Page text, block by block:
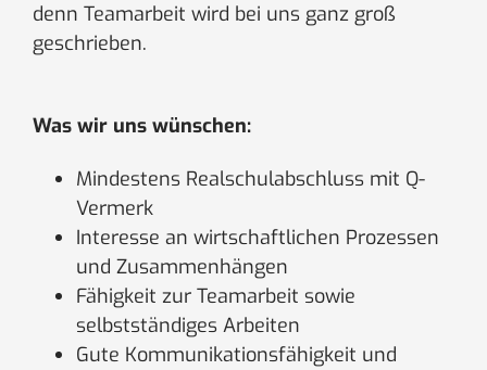
denn Teamarbeit wird bei uns ganz groß
geschrieben.
Was wir uns wünschen:
Mindestens Realschulabschluss mit Q-
Vermerk
Interesse an wirtschaftlichen Prozessen
und Zusammenhängen
Fähigkeit zur Teamarbeit sowie
selbstständiges Arbeiten
Gute Kommunikationsfähigkeit und